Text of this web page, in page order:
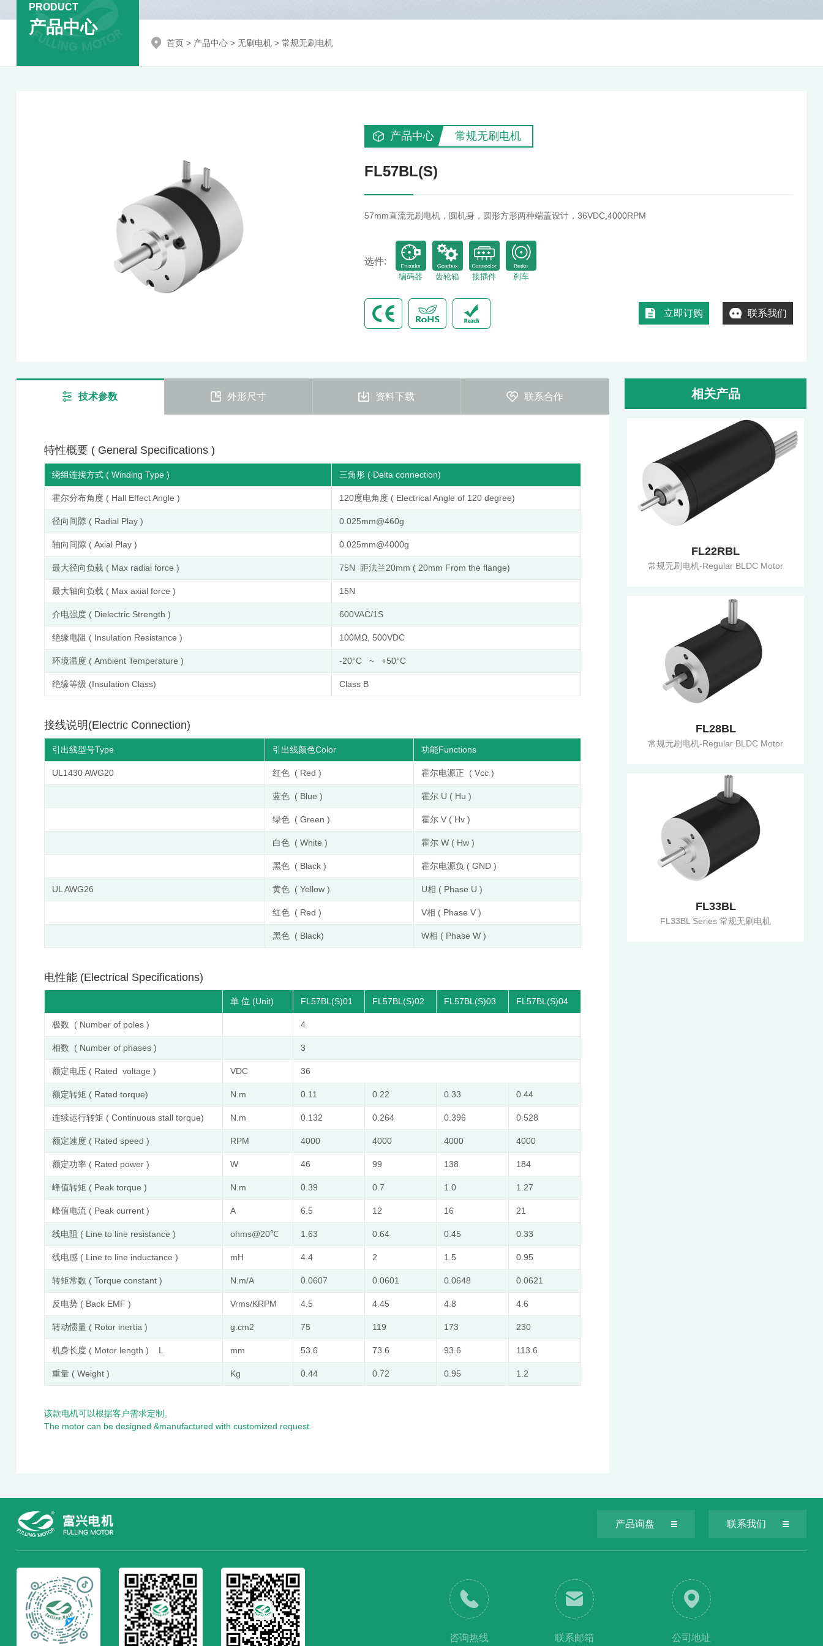
PRODUCT
产品中心
首页> 产品中心> 无刷电机> 常规无刷电机
产品中心 常规无刷电机
FL57BL(S)
57mm直流无刷电机，圆机身，圆形方形两种端盖设计，36VDC,4000RPM
选件:
编码器 齿轮箱 接插件 刹车
立即订购 联系我们
技术参数 外形尺寸 资料下载 联系合作
特性概要 ( General Specifications )
绕组连接方式 ( Winding Type ) 三角形 ( Delta connection)
霍尔分布角度 ( Hall Effect Angle ) 120度电角度 ( Electrical Angle of 120 degree)
径向间隙 ( Radial Play ) 0.025mm@460g
轴向间隙 ( Axial Play ) 0.025mm@4000g
最大径向负载 ( Max radial force ) 75N 距法兰20mm ( 20mm From the flange)
最大轴向负载 ( Max axial force ) 15N
介电强度 ( Dielectric Strength ) 600VAC/1S
绝缘电阻 ( Insulation Resistance ) 100MΩ, 500VDC
环境温度 ( Ambient Temperature ) -20°C ~ +50°C
绝缘等级 (Insulation Class) Class B
接线说明(Electric Connection)
引出线型号Type 引出线颜色Color 功能Functions
UL1430 AWG20 红色 ( Red ) 霍尔电源正 ( Vcc )
蓝色 ( Blue ) 霍尔 U ( Hu )
绿色 ( Green ) 霍尔 V ( Hv )
白色 ( White ) 霍尔 W ( Hw )
黑色 ( Black ) 霍尔电源负 ( GND )
UL AWG26 黄色 ( Yellow ) U相 ( Phase U )
红色 ( Red ) V相 ( Phase V )
黑色 ( Black) W相 ( Phase W )
电性能 (Electrical Specifications)
单 位 (Unit) FL57BL(S)01 FL57BL(S)02 FL57BL(S)03 FL57BL(S)04
极数 ( Number of poles ) 4
相数 ( Number of phases ) 3
额定电压 ( Rated voltage ) VDC 36
额定转矩 ( Rated torque) N.m 0.11 0.22 0.33 0.44
连续运行转矩 ( Continuous stall torque) N.m 0.132 0.264 0.396 0.528
额定速度 ( Rated speed ) RPM 4000 4000 4000 4000
额定功率 ( Rated power ) W 46 99 138 184
峰值转矩 ( Peak torque ) N.m 0.39 0.7 1.0 1.27
峰值电流 ( Peak current ) A 6.5 12 16 21
线电阻 ( Line to line resistance ) ohms@20℃ 1.63 0.64 0.45 0.33
线电感 ( Line to line inductance ) mH 4.4 2 1.5 0.95
转矩常数 ( Torque constant ) N.m/A 0.0607 0.0601 0.0648 0.0621
反电势 ( Back EMF ) Vrms/KRPM 4.5 4.45 4.8 4.6
转动惯量 ( Rotor inertia ) g.cm2 75 119 173 230
机身长度 ( Motor length ) L mm 53.6 73.6 93.6 113.6
重量 ( Weight ) Kg 0.44 0.72 0.95 1.2
该款电机可以根据客户需求定制。
The motor can be designed &manufactured with customized request.
相关产品
FL22RBL
常规无刷电机-Regular BLDC Motor
FL28BL
常规无刷电机-Regular BLDC Motor
FL33BL
FL33BL Series 常规无刷电机
产品询盘 联系我们
咨询热线 联系邮箱 公司地址